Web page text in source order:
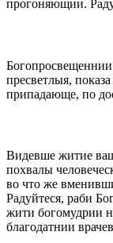
прогоняющии.
пресветлыя,
припадающе, по
Видевше житие
похвалы
во что же
Радуйтеся, раби
жити богомудрии
благодатнии